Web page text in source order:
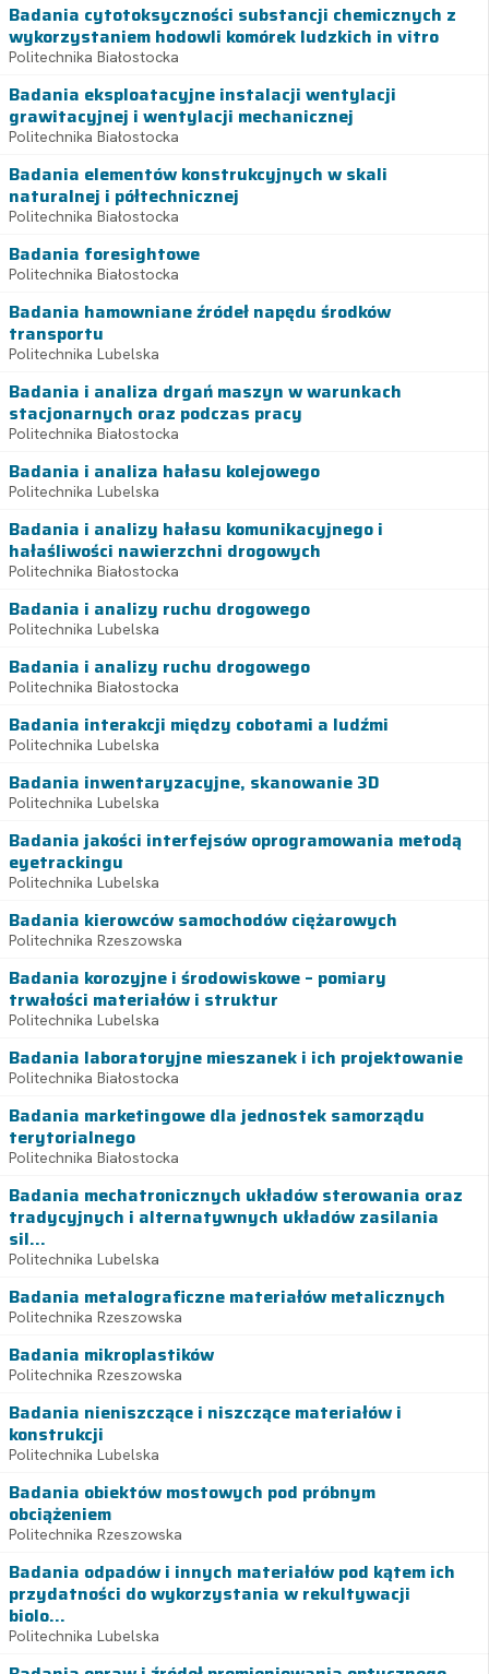
Badania cytotoksyczności substancji chemicznych z
wykorzystaniem hodowli komórek ludzkich in vitro
Politechnika Białostocka
Badania eksploatacyjne instalacji wentylacji
grawitacyjnej i wentylacji mechanicznej
Politechnika Białostocka
Badania elementów konstrukcyjnych w skali
naturalnej i półtechnicznej
Politechnika Białostocka
Badania foresightowe
Politechnika Białostocka
Badania hamowniane źródeł napędu środków
transportu
Politechnika Lubelska
Badania i analiza drgań maszyn w warunkach
stacjonarnych oraz podczas pracy
Politechnika Białostocka
Badania i analiza hałasu kolejowego
Politechnika Lubelska
Badania i analizy hałasu komunikacyjnego i
hałaśliwości nawierzchni drogowych
Politechnika Białostocka
Badania i analizy ruchu drogowego
Politechnika Lubelska
Badania i analizy ruchu drogowego
Politechnika Białostocka
Badania interakcji między cobotami a ludźmi
Politechnika Lubelska
Badania inwentaryzacyjne, skanowanie 3D
Politechnika Lubelska
Badania jakości interfejsów oprogramowania metodą
eyetrackingu
Politechnika Lubelska
Badania kierowców samochodów ciężarowych
Politechnika Rzeszowska
Badania korozyjne i środowiskowe – pomiary
trwałości materiałów i struktur
Politechnika Lubelska
Badania laboratoryjne mieszanek i ich projektowanie
Politechnika Białostocka
Badania marketingowe dla jednostek samorządu
terytorialnego
Politechnika Białostocka
Badania mechatronicznych układów sterowania oraz
tradycyjnych i alternatywnych układów zasilania
sil...
Politechnika Lubelska
Badania metalograficzne materiałów metalicznych
Politechnika Rzeszowska
Badania mikroplastików
Politechnika Rzeszowska
Badania nieniszczące i niszczące materiałów i
konstrukcji
Politechnika Lubelska
Badania obiektów mostowych pod próbnym
obciążeniem
Politechnika Rzeszowska
Badania odpadów i innych materiałów pod kątem ich
przydatności do wykorzystania w rekultywacji
biolo...
Politechnika Lubelska